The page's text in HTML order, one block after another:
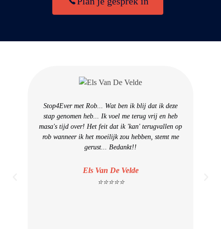
Stop4Ever met Rob... Wat ben ik blij dat ik deze
stap genomen heb... Ik voel me terug vrij en heb
masa's tijd over! Het feit dat ik 'kan' terugvallen op
rob wanneer ik het moeilijk zou hebben, stemt me
gerust... Bedankt!!
Els Van De Velde
⭐⭐⭐⭐⭐